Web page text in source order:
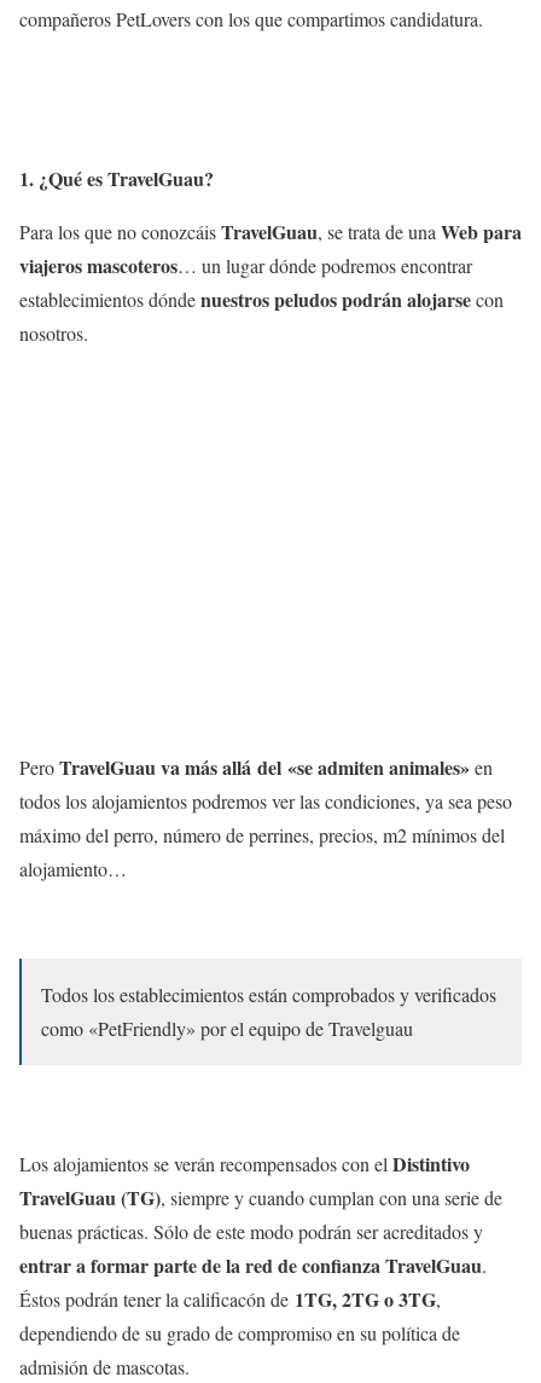
compañeros PetLovers con los que compartimos candidatura.
1. ¿Qué es TravelGuau?
Para los que no conozcáisTravelGuau, se trata de una Web para
viajeros mascoteros… un lugar dónde podremos encontrar
establecimientos dóndenuestros peludos podrán alojarsecon
nosotros.
PeroTravelGuau va más allá del «se admiten animales»en
todos los alojamientos podremos ver las condiciones, ya sea peso
máximo del perro, número de perrines, precios, m2 mínimos del
alojamiento…
Todos los establecimientos están comprobados y verificados
como «PetFriendly» por el equipo de Travelguau
Los alojamientos se verán recompensados con el Distintivo
TravelGuau (TG), siempre y cuando cumplan con una serie de
buenas prácticas. Sólo de este modo podrán ser acreditados y
entrar a formar parte de la red de confianza TravelGuau.
Éstos podrán tener la calificacón de 1TG, 2TG o 3TG,
dependiendo de su grado de compromiso en su política de
admisión de mascotas.